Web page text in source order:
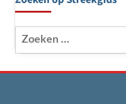
Zoeken
naar: